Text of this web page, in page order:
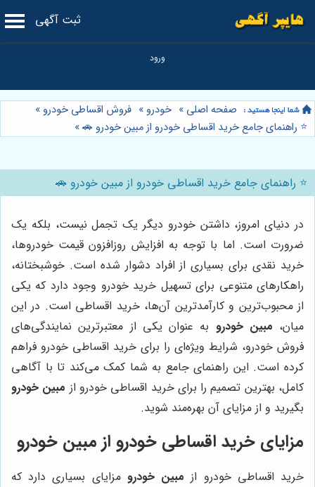
ثبت آگهی
صفحه اصلی » خودرو » فروش اقساطی خودرو »
⭐️ راهنمای جامع خرید اقساطی خودرو از مبین خودرو 🚗»
⭐️ راهنمای جامع خرید اقساطی خودرو از مبین خودرو 🚗
در دنیای امروز، داشتن خودرو دیگر یک تجمل نیست، بلکه یک
ضرورت است. اما با توجه به افزایش روزافزون قیمت خودروها،
خرید نقدی برای بسیاری از افراد دشوار شده است. خوشبختانه،
راهکارهای متنوعی برای تسهیل خرید خودرو وجود دارد که یکی
از محبوب‌ترین و کارآمدترین آن‌ها، خرید اقساطی است. در این
میان، مبین خودرو به عنوان یکی از معتبرترین نمایندگی‌های
فروش خودرو، شرایط ویژه‌ای را برای خرید اقساطی خودرو فراهم
کرده است. این راهنمای جامع به شما کمک می‌کند تا با آگاهی
کامل، بهترین تصمیم را برای خرید اقساطی خودرو از مبین خودرو
بگیرید و از مزایای آن بهره‌مند شوید.
مزایای خرید اقساطی خودرو از مبین خودرو
خرید اقساطی خودرو از مبین خودرو مزایای بسیاری دارد که